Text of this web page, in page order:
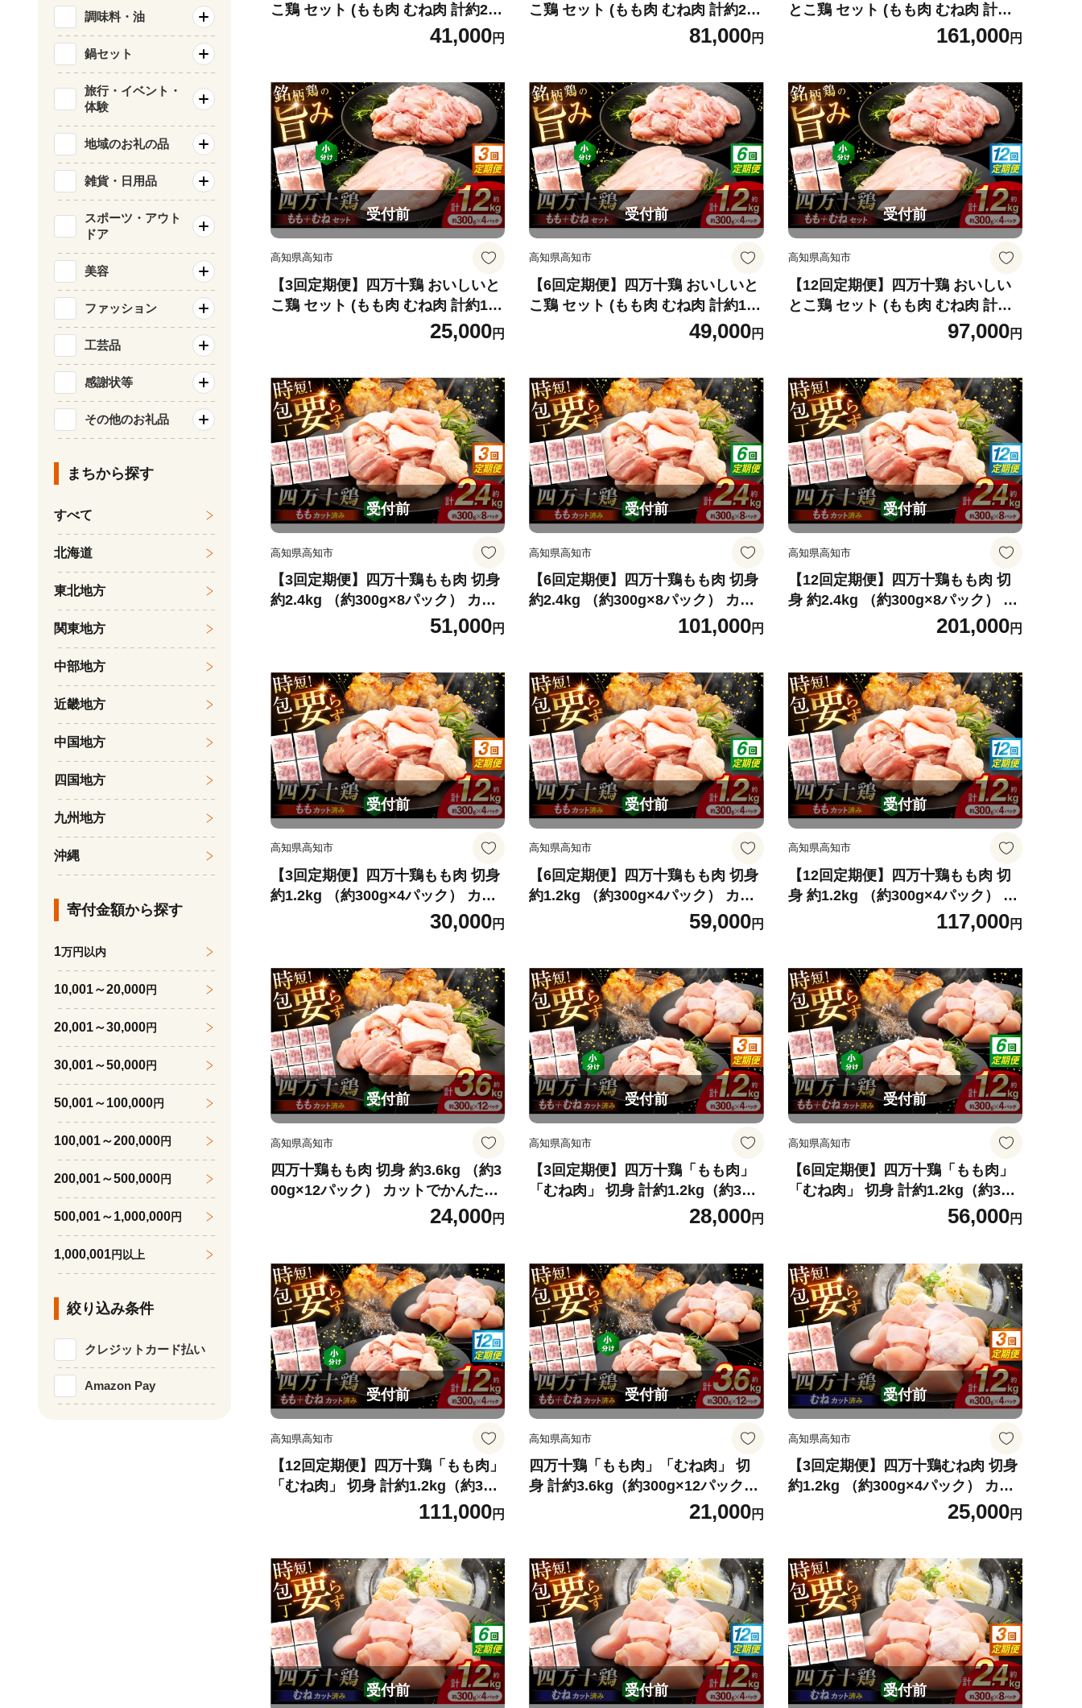
こ鶏 セット (もも肉 むね肉 計約2.4
kg)/ 四万十鶏 もも肉 むね肉 冷凍
【三栄ブロイラー販売株式会社】
41,000円
こ鶏 セット (もも肉 むね肉 計約2.4
kg)/ 四万十鶏 もも肉 むね肉 冷凍
【三栄ブロイラー販売株式会社】
81,000円
とこ鶏 セット (もも肉 むね肉 計約
2.4kg)/ 四万十鶏 もも肉 むね肉 冷
凍【三栄ブロイラー販売株式会社】
161,000円
受付前
高知県高知市
【3回定期便】四万十鶏 おいしいと
こ鶏 セット (もも肉 むね肉 計約1.2
kg)/ 四万十鶏 もも肉 むね肉 冷凍
【三栄ブロイラー販売株式会社】
25,000円
受付前
高知県高知市
【6回定期便】四万十鶏 おいしいと
こ鶏 セット (もも肉 むね肉 計約1.2
kg)/ 四万十鶏 もも肉 むね肉 冷凍
【三栄ブロイラー販売株式会社】
49,000円
受付前
高知県高知市
【12回定期便】四万十鶏 おいしい
とこ鶏 セット (もも肉 むね肉 計約
1.2kg)/ 四万十鶏 もも肉 むね肉 冷
凍【三栄ブロイラー販売株式会社】
97,000円
受付前
高知県高知市
【3回定期便】四万十鶏もも肉 切身
約2.4kg （約300g×8パック） カッ
トでかんたん 時短セット / 四万十鶏
もも肉 小分け 冷凍 カット 時短
[ATDP013]
51,000円
受付前
高知県高知市
【6回定期便】四万十鶏もも肉 切身
約2.4kg （約300g×8パック） カッ
トでかんたん 時短セット / 四万十鶏
もも肉 小分け 冷凍 カット 時短
[ATDP014]
101,000円
受付前
高知県高知市
【12回定期便】四万十鶏もも肉 切
身 約2.4kg （約300g×8パック） カ
ットでかんたん 時短セット / 四万十
鶏 もも肉 小分け 冷凍 カット 時短
[ATDP015]
201,000円
受付前
高知県高知市
【3回定期便】四万十鶏もも肉 切身
約1.2kg （約300g×4パック） カッ
トでかんたん 時短セット / 四万十鶏
もも肉 小分け 冷凍 カット 時短
[ATDP017]
30,000円
受付前
高知県高知市
【6回定期便】四万十鶏もも肉 切身
約1.2kg （約300g×4パック） カッ
トでかんたん 時短セット / 四万十鶏
もも肉 小分け 冷凍 カット 時短
[ATDP018]
59,000円
受付前
高知県高知市
【12回定期便】四万十鶏もも肉 切
身 約1.2kg （約300g×4パック） カ
ットでかんたん 時短セット / 四万十
鶏 もも肉 小分け 冷凍 カット 時短
[ATDP019]
117,000円
受付前
高知県高知市
四万十鶏もも肉 切身 約3.6kg （約3
00g×12パック） カットでかんたん
時短セット / 四万十鶏 もも肉 小分
け 冷凍 カット 時短 【三栄ブロイラ
24,000円
受付前
高知県高知市
【3回定期便】四万十鶏「もも肉」
「むね肉」 切身 計約1.2kg（約300
g×4パック）カットでかんたん時短
セット / 四万十鶏 もも肉 むね肉 小
ラー販売株式会社】 [ATDP025]
28,000円
受付前
高知県高知市
【6回定期便】四万十鶏「もも肉」
「むね肉」 切身 計約1.2kg（約300
g×4パック）カットでかんたん時短
セット / 四万十鶏 もも肉 むね肉 小
ラー販売株式会社】 [ATDP026]
56,000円
受付前
高知県高知市
【12回定期便】四万十鶏「もも肉」
「むね肉」 切身 計約1.2kg（約300
g×4パック）カットでかんたん時短
セット / 四万十鶏 もも肉 むね肉 小
ラー販売株式会社】 [ATDP027]
111,000円
受付前
高知県高知市
四万十鶏「もも肉」「むね肉」 切
身 計約3.6kg（約300g×12パック）
カットでかんたん時短セット / 四万
十鶏 もも肉 むね肉 小分け 冷凍 カ
式会社】 [ATDP028]
21,000円
受付前
高知県高知市
【3回定期便】四万十鶏むね肉 切身
約1.2kg （約300g×4パック） カッ
トでかんたん 時短セット / 四万十鶏
むね肉 小分け 冷凍 カット 時短
[ATDP030]
25,000円
受付前 受付前 受付前
調味料・油
鍋セット
旅行・イベント・
体験
地域のお礼の品
雑貨・日用品
スポーツ・アウト
ドア
美容
ファッション
工芸品
感謝状等
その他のお礼品
まちから探す
すべて
北海道
東北地方
関東地方
中部地方
近畿地方
中国地方
四国地方
九州地方
沖縄
寄付金額から探す
1万円以内
10,001～20,000円
20,001～30,000円
30,001～50,000円
50,001～100,000円
100,001～200,000円
200,001～500,000円
500,001～1,000,000円
1,000,001円以上
絞り込み条件
クレジットカード払い
Amazon Pay